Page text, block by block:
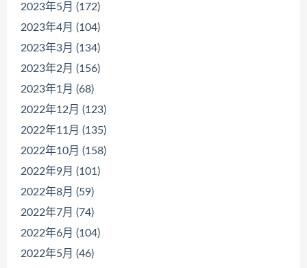
2023年5月 (172)
2023年4月 (104)
2023年3月 (134)
2023年2月 (156)
2023年1月 (68)
2022年12月 (123)
2022年11月 (135)
2022年10月 (158)
2022年9月 (101)
2022年8月 (59)
2022年7月 (74)
2022年6月 (104)
2022年5月 (46)